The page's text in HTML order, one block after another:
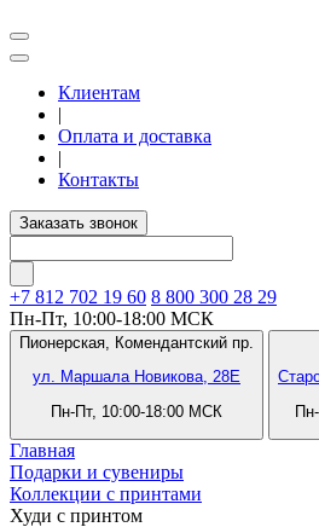
Клиентам
|
Оплата и доставка
|
Контакты
Заказать звонок
+7 812 702 19 60 8 800 300 28 29
Пн-Пт, 10:00-18:00 МСК
Пионерская, Комендантский пр.
ул. Маршала Новикова, 28Е
Пн-Пт, 10:00-18:00 МСК
Главная
Подарки и сувениры
Коллекции с принтами
Худи с принтом